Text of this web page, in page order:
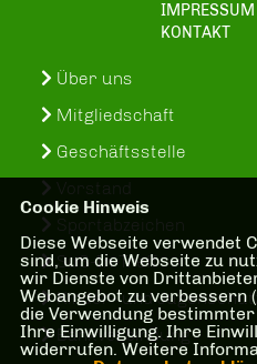
IMPRESSUM
KONTAKT
Über uns
Mitgliedschaft
Geschäftsstelle
Vorstand
Sportabzeichen
SuS-In-Treff
Kinder- und
Bankverbindung
Cookie Hinweis
Diese Webseite verwendet
sind, um die Webseite zu
wir Dienste von
Webangebot zu verbessern
die Verwendung
Ihre Einwilligung. Ihre
widerrufen. Weitere